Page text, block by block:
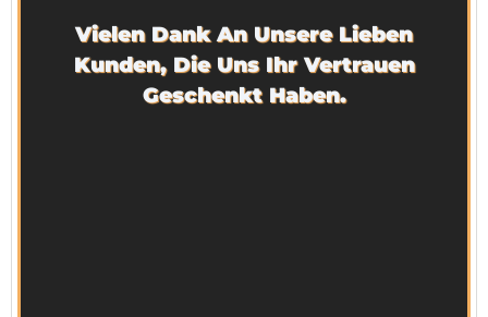
Vielen Dank An Unsere Lieben
Kunden, Die Uns Ihr Vertrauen
Geschenkt Haben.